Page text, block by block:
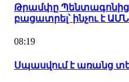
Թրամփը Պենտագոնից
բացատրել՝ ինչու է
08:19
Սպասվում է առանց